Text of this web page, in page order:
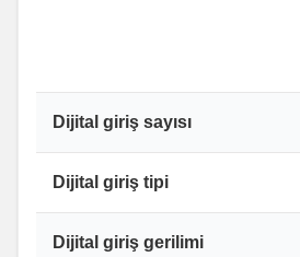
Dijital giriş sayısı
Dijital giriş tipi
Dijital giriş gerilimi